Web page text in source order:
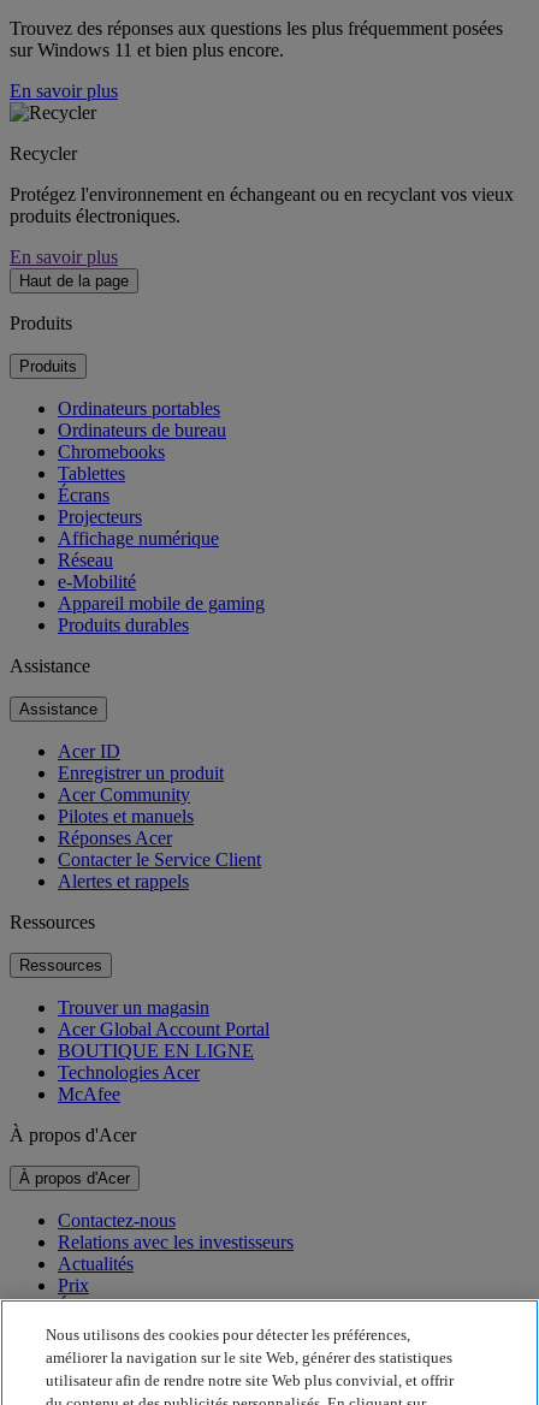
Trouvez des réponses aux questions les plus fréquemment posées
sur Windows 11 et bien plus encore.
En savoir plus
Recycler
Protégez l'environnement en échangeant ou en recyclant vos vieux
produits électroniques.
En savoir plus
Haut de la page
Produits
Produits
Ordinateurs portables
Ordinateurs de bureau
Chromebooks
Tablettes
Écrans
Projecteurs
Affichage numérique
Réseau
e-Mobilité
Appareil mobile de gaming
Produits durables
Assistance
Assistance
Acer ID
Enregistrer un produit
Acer Community
Pilotes et manuels
Réponses Acer
Contacter le Service Client
Alertes et rappels
Ressources
Ressources
Trouver un magasin
Acer Global Account Portal
BOUTIQUE EN LIGNE
Technologies Acer
McAfee
À propos d'Acer
À propos d'Acer
Contactez-nous
Relations avec les investisseurs
Actualités
Prix
Événements
Développement durable
Développement durable
Nous utilisons des cookies pour détecter les préférences,
améliorer la navigation sur le site Web, générer des statistiques
utilisateur afin de rendre notre site Web plus convivial, et offrir